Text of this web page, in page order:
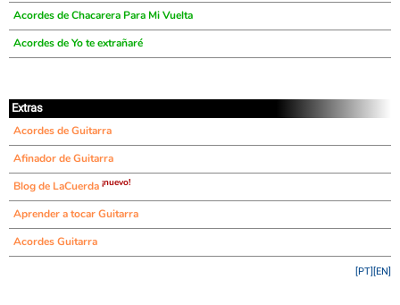
Acordes de Chacarera Para Mi Vuelta
Acordes de Yo te extrañaré
Extras
Acordes de Guitarra
Afinador de Guitarra
Blog de LaCuerda ¡nuevo!
Aprender a tocar Guitarra
Acordes Guitarra
[EN]
[PT]